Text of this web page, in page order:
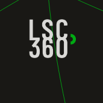
Zum Inhalt springen